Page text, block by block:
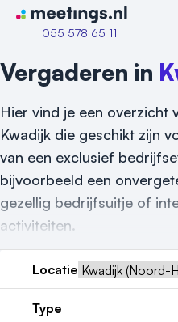
Naar home van Meetings
055 578 65 11
Vraag locatie aan
Vergaderen in
Hier vind je een overzicht
Kwadijk die geschikt zijn
van een exclusief
bijvoorbeeld een
gezellig bedrijfsuitje of
activiteiten.
Locatie
Type